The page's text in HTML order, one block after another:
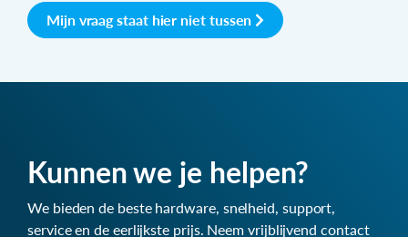
Mijn vraag staat hier niet tussen
Kunnen we je helpen?
We bieden de beste hardware, snelheid, support,
service en de eerlijkste prijs. Neem vrijblijvend contact